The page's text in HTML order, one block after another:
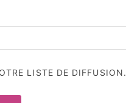
LISTE DE DIFFUSION.